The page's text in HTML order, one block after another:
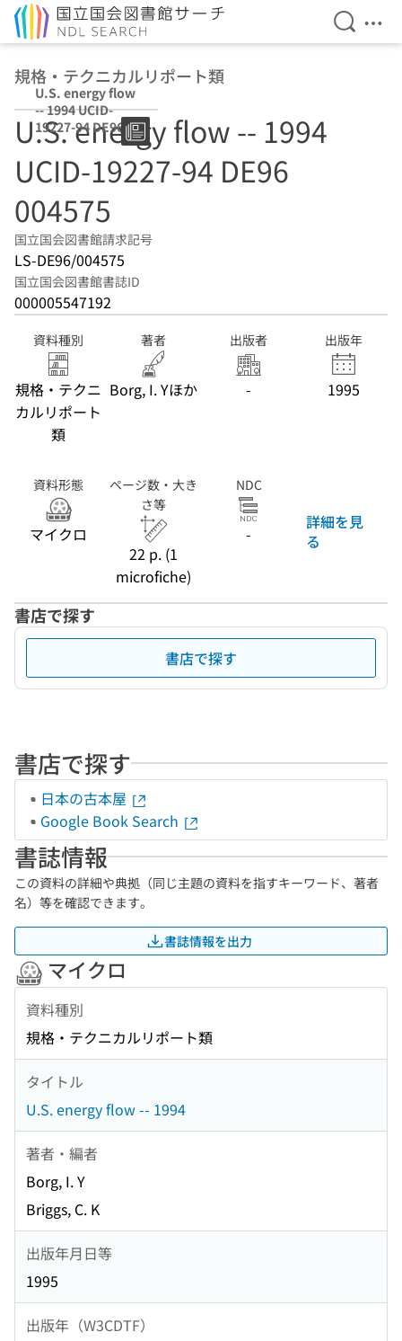
検索を
メ
規格・テクニカルリポート類
U.S. energy flow
-- 1994 UCID-
19227-94 DE96
004575
U.S. energy flow -- 1994
UCID-19227-94 DE96
004575
国立国会図書館請求記号
LS-DE96/004575
国立国会図書館書誌ID
000005547192
資料種別
規格・テクニ
カルリポート
類
著者
Borg, I. Yほか
出版者
-
出版年
1995
資料形態
マイクロ
ページ数・大き
さ等
22 p. (1
microfiche)
NDC
-
詳細を見
る
書店で探す
書店で探す
書店で探す
日本の古本屋
Google Book Search
書誌情報
この資料の詳細や典拠（同じ主題の資料を指すキーワード、著者
名）等を確認できます。
書誌情報を出力
マイクロ
資料種別
規格・テクニカルリポート類
タイトル
U.S. energy flow -- 1994
著者・編者
Borg, I. Y
Briggs, C. K
出版年月日等
1995
出版年（W3CDTF）